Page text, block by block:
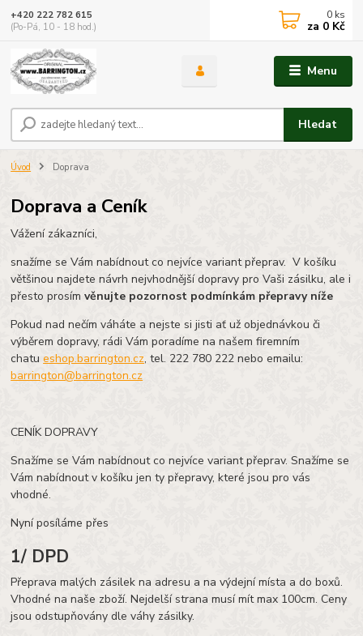
Menu
Hledat
+420 222 782 615
(Po-Pá, 10 - 18 hod.)
0 ks
za 0 Kč
Úvod Doprava
Doprava a Ceník
Vážení zákazníci,
snažíme se Vám nabídnout co nejvíce variant přeprav. V košíku
většinou najdete návrh nejvhodnější dopravy pro Vaši zásilku, ale i
přesto prosímvěnujte pozornost podmínkám přepravy níže
Pokud nad nečím váháte a nejste si jisti ať už objednávkou či
výběrem dopravy, rádi Vám poradíme na našem firemním
chatueshop.barrington.cz, tel. 222 780 222 nebo emailu:
barrington@barrington.cz
CENÍK DOPRAVY
Snažíme se Vám nabídnout co nejvíce variant přeprav. Snažíme se
Vám nabídnout v košíku jen ty přepravy, které jsou pro vás
vhodné.
Nyní posíláme přes
1/ DPD
Přeprava malých zásilek na adresu a na výdejní místa a do boxů.
Vhodné na naše zboží. Nejdelší strana musí mít max 100cm. Ceny
jsou odstupňovány dle váhy zásilky.